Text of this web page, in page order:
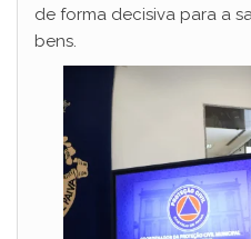
de forma decisiva para a
bens.